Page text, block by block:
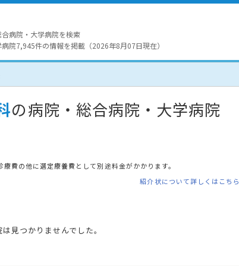
病院・大学病院を検索
院7,945件の情報を掲載（2026年8月07日現在）
の病院・総合病院・大学病院
費の他に選定療養費として別途料金がかかります。
紹介状について詳しくはこちら
見つかりませんでした。